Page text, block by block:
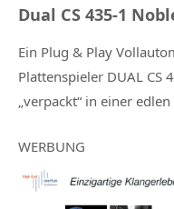
Dual CS 435-1
Ein Plug & Play
Plattenspieler DUAL CS
„verpackt“ in einer
WERBUNG